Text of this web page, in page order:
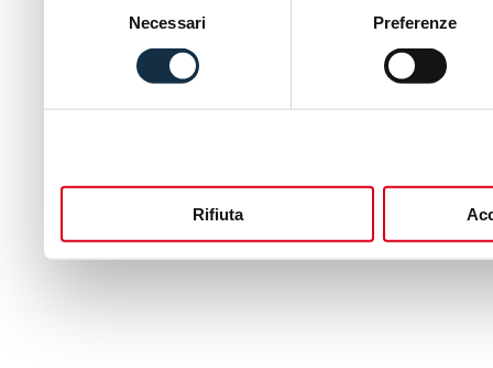
Necessari Preferenze
Rifiuta